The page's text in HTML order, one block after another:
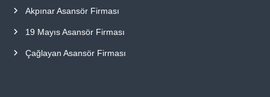
Akpınar Asansör Firması
19 Mayıs Asansör Firması
Çağlayan Asansör Firması